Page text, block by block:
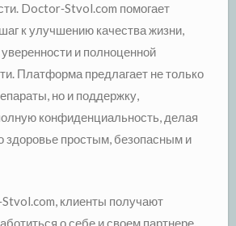
Doctor‑Stvol.com помогает
к улучшению качества жизни,
и полноценной
Платформа предлагает не только
но и поддержку,
конфиденциальность, делая
здоровье простым, безопасным и
клиенты получают
о себе и своем партнере,